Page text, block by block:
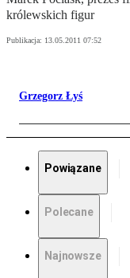
królewskich figur
Publikacja: 13.05.2011 07:52
Grzegorz Łyś
Powiązane
Polecane
Najnowsze